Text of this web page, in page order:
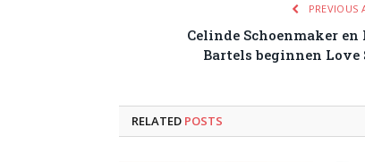
PREVIOUS
Celinde Schoenmaker en
Bartels beginnen Love
RELATED POSTS